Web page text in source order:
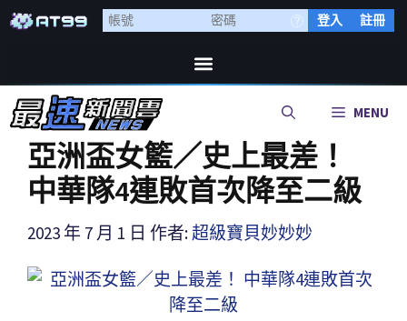
登入 註冊
MENU
亞洲盃女籃／史上最差！
中華隊4連敗首次降至二級
2023 年 7 月 1 日 作者: 超級寶貝妙妙妙